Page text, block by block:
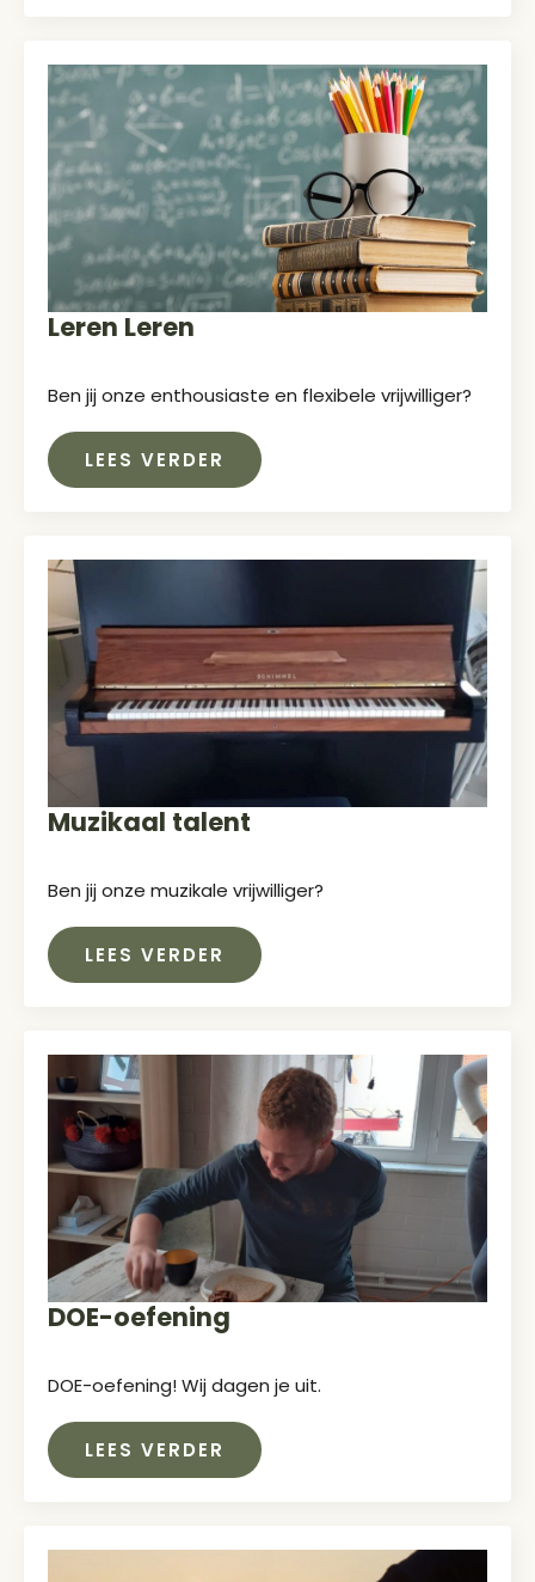
Leren Leren
Ben jij onze enthousiaste en flexibele vrijwilliger?
LEES VERDER
Muzikaal talent
Ben jij onze muzikale vrijwilliger?
LEES VERDER
DOE-oefening
DOE-oefening! Wij dagen je uit.
LEES VERDER